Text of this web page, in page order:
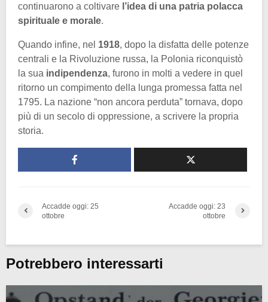
continuarono a coltivare l’idea di una patria polacca
spirituale e morale.
Quando infine, nel 1918, dopo la disfatta delle potenze
centrali e la Rivoluzione russa, la Polonia riconquistò
la sua indipendenza, furono in molti a vedere in quel
ritorno un compimento della lunga promessa fatta nel
1795. La nazione “non ancora perduta” tornava, dopo
più di un secolo di oppressione, a scrivere la propria
storia.
Accadde oggi: 25
ottobre
Accadde oggi: 23
ottobre
Potrebbero interessarti